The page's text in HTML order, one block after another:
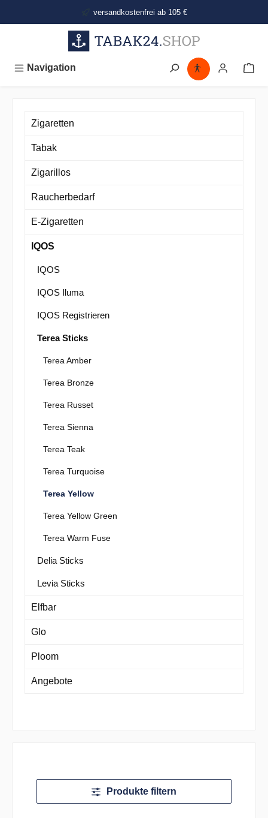
versandkostenfrei ab 105 €
Navigation
Zigaretten
Tabak
Zigarillos
Raucherbedarf
E-Zigaretten
IQOS
IQOS
IQOS Iluma
IQOS Registrieren
Terea Sticks
Terea Amber
Terea Bronze
Terea Russet
Terea Sienna
Terea Teak
Terea Turquoise
Terea Yellow
Terea Yellow Green
Terea Warm Fuse
Delia Sticks
Levia Sticks
Elfbar
Glo
Ploom
Angebote
Produkte filtern